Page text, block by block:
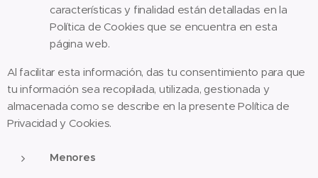
características y finalidad están detalladas en la
Política de Cookies que se encuentra en esta
página web.
Al facilitar esta información, das tu consentimiento para que
tu información sea recopilada, utilizada, gestionada y
almacenada como se describe en la presente Política de
Privacidad y Cookies.
Menores